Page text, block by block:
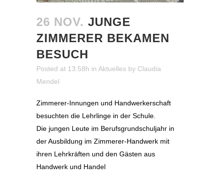
26 NOV. JUNGE
ZIMMERER BEKAMEN
BESUCH
Posted at 13:58h in Aktuelles by Claudia
Mendel
Zimmerer-Innungen und Handwerkerschaft
besuchten die Lehrlinge in der Schule.
Die jungen Leute im Berufsgrundschuljahr in
der Ausbildung im Zimmerer-Handwerk mit
ihren Lehrkräften und den Gästen aus
Handwerk und Handel